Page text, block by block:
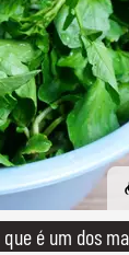
é um dos